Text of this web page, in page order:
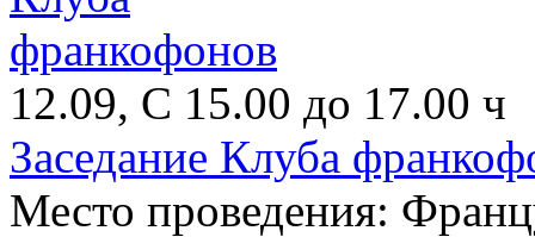
12.09, С 15.00 до 17.00 ч
Заседание Клуба
Место проведения: